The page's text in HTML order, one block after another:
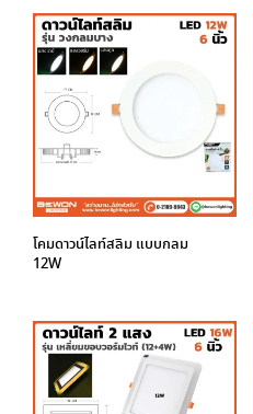
โคมดาวน์ไลท์สลิม แบบกลม
12W